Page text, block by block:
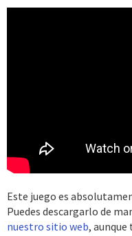
Este juego es
Puedes descargarlo de
nuestro sitio web, aunque